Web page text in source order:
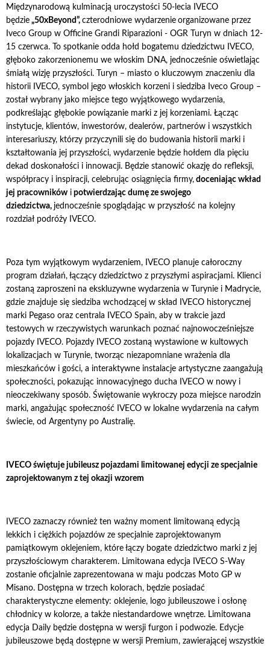
Międzynarodową kulminacją uroczystości 50-lecia IVECO
będzie „50xBeyond”, czterodniowe wydarzenie organizowane przez
Iveco Group w Officine Grandi Riparazioni - OGR Turyn w dniach 12-
15 czerwca. To spotkanie odda hołd bogatemu dziedzictwu IVECO,
głęboko zakorzenionemu we włoskim DNA, jednocześnie oświetlając
śmiałą wizję przyszłości. Turyn – miasto o kluczowym znaczeniu dla
historii IVECO, symbol jego włoskich korzeni i siedziba Iveco Group –
został wybrany jako miejsce tego wyjątkowego wydarzenia,
podkreślając głębokie powiązanie marki z jej korzeniami. Łącząc
instytucje, klientów, inwestorów, dealerów, partnerów i wszystkich
interesariuszy, którzy przyczynili się do budowania historii marki i
kształtowania jej przyszłości, wydarzenie będzie hołdem dla pięciu
dekad doskonałości i innowacji. Będzie stanowić okazję do refleksji,
współpracy i inspiracji, celebrując osiągnięcia firmy, doceniając wkład
jej pracowników i potwierdzając dumę ze swojego
dziedzictwa, jednocześnie spoglądając w przyszłość na kolejny
rozdział podróży IVECO.
Poza tym wyjątkowym wydarzeniem, IVECO planuje całoroczny
program działań, łączący dziedzictwo z przyszłymi aspiracjami. Klienci
zostaną zaproszeni na ekskluzywne wydarzenia w Turynie i Madrycie,
gdzie znajduje się siedziba wchodzącej w skład IVECO historycznej
marki Pegaso oraz centrala IVECO Spain, aby w trakcie jazd
testowych w rzeczywistych warunkach poznać najnowocześniejsze
pojazdy IVECO. Pojazdy IVECO zostaną wystawione w kultowych
lokalizacjach w Turynie, tworząc niezapomniane wrażenia dla
mieszkańców i gości, a interaktywne instalacje artystyczne zaangażują
społeczności, pokazując innowacyjnego ducha IVECO w nowy i
nieoczekiwany sposób. Świętowanie wykroczy poza miejsce narodzin
marki, angażując społeczność IVECO w lokalne wydarzenia na całym
świecie, od Argentyny po Australię.
IVECO świętuje jubileusz pojazdami limitowanej edycji ze specjalnie
zaprojektowanym z tej okazji wzorem
IVECO zaznaczy również ten ważny moment limitowaną edycją
lekkich i ciężkich pojazdów ze specjalnie zaprojektowanym
pamiątkowym oklejeniem, które łączy bogate dziedzictwo marki z jej
przyszłościowym charakterem. Limitowana edycja IVECO S-Way
zostanie oficjalnie zaprezentowana w maju podczas Moto GP w
Misano. Dostępna w trzech kolorach, będzie posiadać
charakterystyczne elementy: oklejenie, logo jubileuszowe i osłonę
chłodnicy w kolorze, a także niestandardowe wnętrze. Limitowana
edycja Daily będzie dostępna w wersji furgon i podwozie. Edycje
jubileuszowe będą dostępne w wersji Premium, zawierającej wszystkie